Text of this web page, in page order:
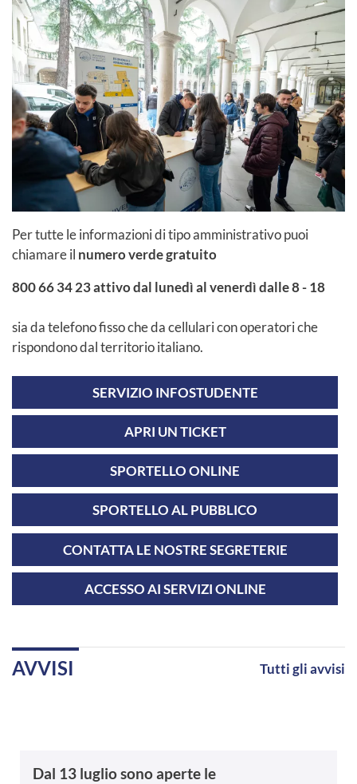
Per tutte le informazioni di tipo amministrativo puoi
chiamare il numero verde gratuito
800 66 34 23attivo dal lunedì al venerdì dalle 8 - 18
sia da telefono fisso che da cellulari con operatori che
rispondono dal territorio italiano.
SERVIZIO INFOSTUDENTE
APRI UN TICKET
SPORTELLO ONLINE
SPORTELLO AL PUBBLICO
CONTATTA LE NOSTRE SEGRETERIE
ACCESSO AI SERVIZI ONLINE
AVVISI Tutti gli avvisi
Dal 13 luglio sono aperte le